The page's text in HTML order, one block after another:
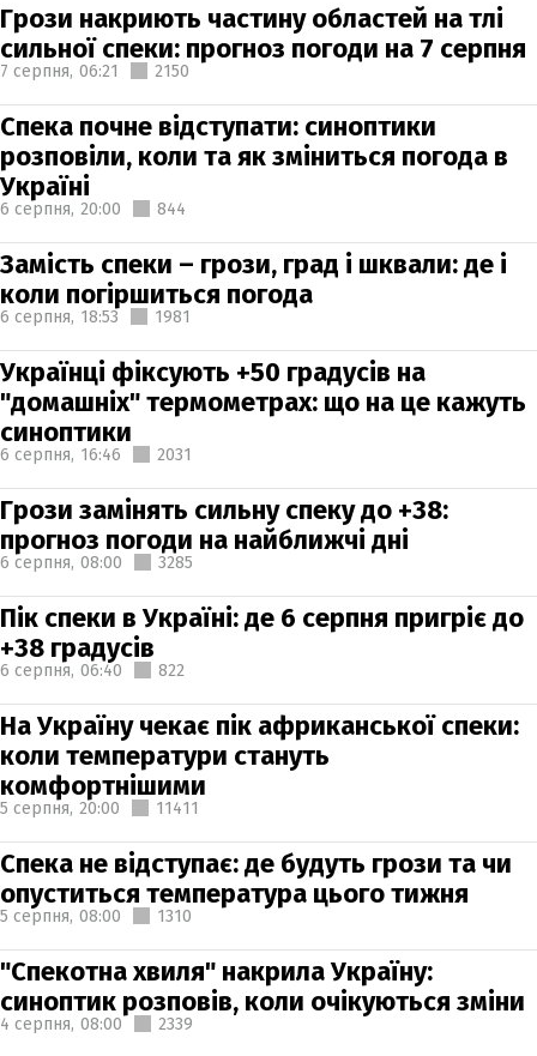
Грози накриють частину областей на тлі
сильної спеки: прогноз погоди на 7 серпня
7 серпня, 06:21 2150
Спека почне відступати: синоптики
розповіли, коли та як зміниться погода в
Україні
6 серпня, 20:00 844
Замість спеки – грози, град і шквали: де і
коли погіршиться погода
6 серпня, 18:53 1981
Українці фіксують +50 градусів на
"домашніх" термометрах: що на це кажуть
синоптики
6 серпня, 16:46 2031
Грози замінять сильну спеку до +38:
прогноз погоди на найближчі дні
6 серпня, 08:00 3285
Пік спеки в Україні: де 6 серпня пригріє до
+38 градусів
6 серпня, 06:40 822
На Україну чекає пік африканської спеки:
коли температури стануть
комфортнішими
5 серпня, 20:00 11411
Спека не відступає: де будуть грози та чи
опуститься температура цього тижня
5 серпня, 08:00 1310
"Спекотна хвиля" накрила Україну:
синоптик розповів, коли очікуються зміни
4 серпня, 08:00 2339